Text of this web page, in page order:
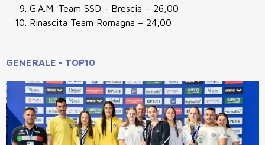
G.A.M. Team SSD - Brescia – 26,00
Rinascita Team Romagna – 24,00
GENERALE - TOP10